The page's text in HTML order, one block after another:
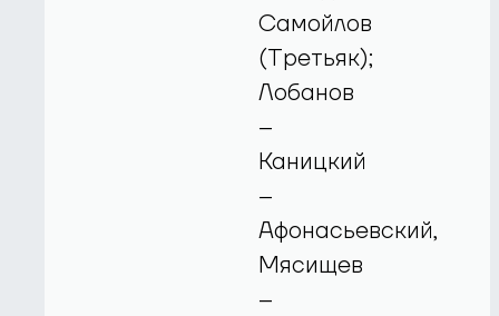
Самойлов
(Третьяк);
Лобанов
–
Каницкий
–
Афонасьевский,
Мясищев
–